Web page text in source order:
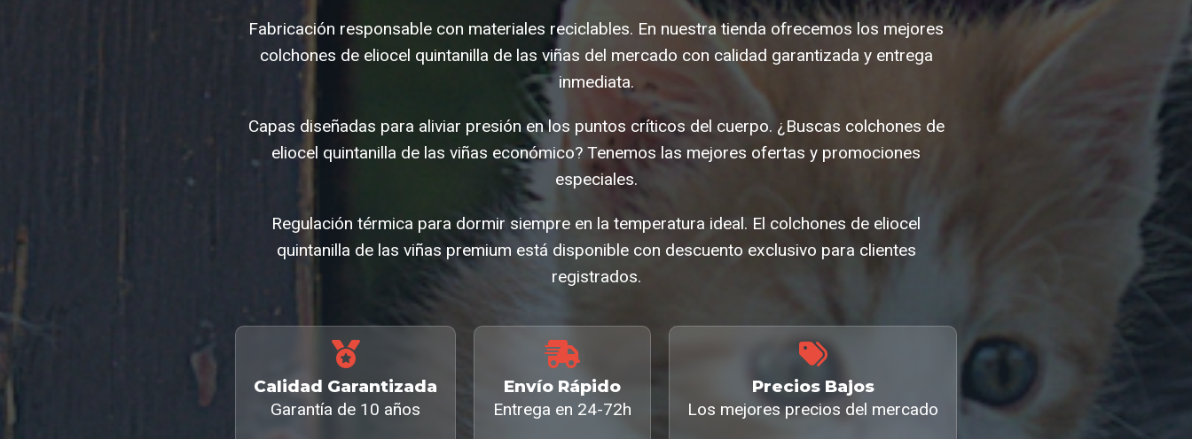
Fabricación responsable con materiales reciclables. En nuestra tienda ofrecemos los mejores
colchones de eliocel quintanilla de las viñas del mercado con calidad garantizada y entrega
inmediata.
Capas diseñadas para aliviar presión en los puntos críticos del cuerpo. ¿Buscas colchones de
eliocel quintanilla de las viñas económico? Tenemos las mejores ofertas y promociones
especiales.
Regulación térmica para dormir siempre en la temperatura ideal. El colchones de eliocel
quintanilla de las viñas premium está disponible con descuento exclusivo para clientes
registrados.
Calidad Garantizada
Garantía de 10 años
Envío Rápido
Entrega en 24-72h
Precios Bajos
Los mejores precios del mercado